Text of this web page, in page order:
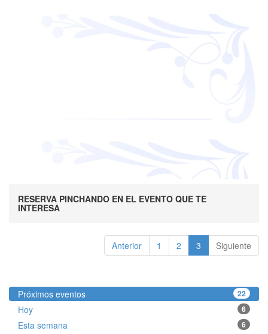
RESERVA PINCHANDO EN EL EVENTO QUE TE
INTERESA
Anterior 1 2 3 Siguiente
Próximos eventos 22
Hoy 6
Esta semana 6